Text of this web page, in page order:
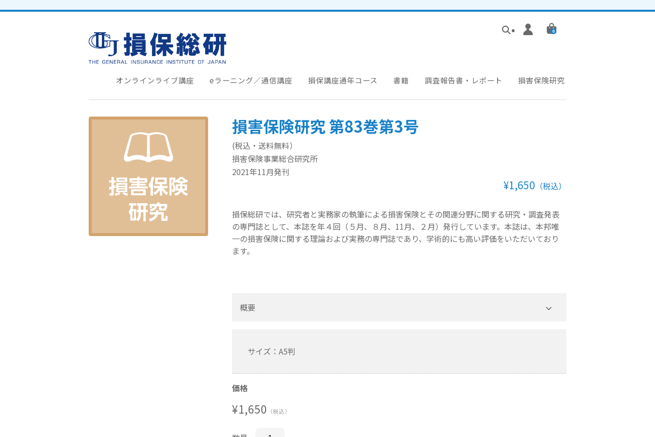
0
オンラインライブ講座 eラーニング／通信講座 損保講座通年コース 書籍 調査報告書・レポート 損害保険研究
損害保険研究 第83巻第3号
(税込・送料無料）
損害保険事業総合研究所
2021年11月発刊
¥1,650 （税込）
損保総研では、研究者と実務家の執筆による損害保険とその関連分野に関する研究・調査発表
の専門誌として、本誌を年４回（５月、８月、11月、２月）発行しています。本誌は、本邦唯
一の損害保険に関する理論および実務の専門誌であり、学術的にも高い評価をいただいており
ます。
概要
サイズ：A5判
価格
¥1,650 （税込）